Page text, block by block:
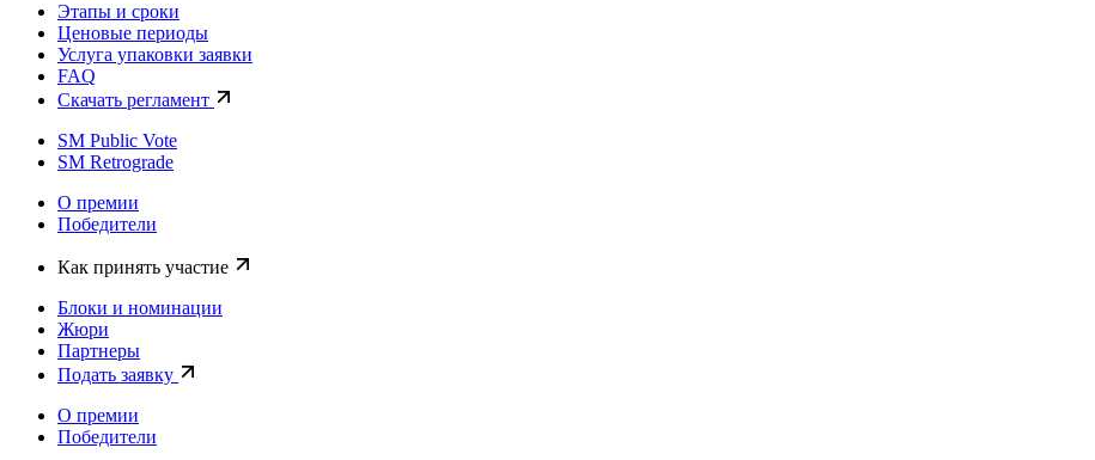
Этапы и сроки
Ценовые периоды
Услуга упаковки заявки
FAQ
Скачать регламент
SM Public Vote
SM Retrograde
О премии
Победители
Как принять участие
Блоки и номинации
Жюри
Партнеры
Подать заявку
О премии
Победители